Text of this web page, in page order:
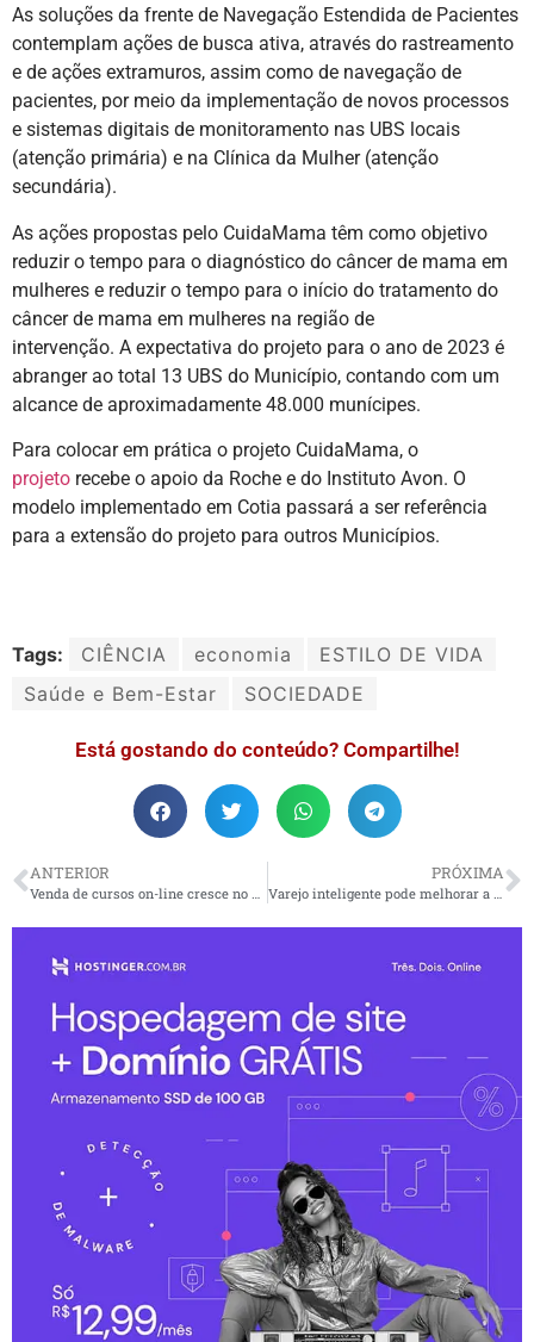
As soluções da frente de Navegação Estendida de Pacientes
contemplam ações de busca ativa, através do rastreamento
e de ações extramuros, assim como de navegação de
pacientes, por meio da implementação de novos processos
e sistemas digitais de monitoramento nas UBS locais
(atenção primária) e na Clínica da Mulher (atenção
secundária).
As ações propostas pelo CuidaMama têm como objetivo
reduzir o tempo para o diagnóstico do câncer de mama em
mulheres e reduzir o tempo para o início do tratamento do
câncer de mama em mulheres na região de
intervenção. A expectativa do projeto para o ano de 2023 é
abranger ao total 13 UBS do Município, contando com um
alcance de aproximadamente 48.000 munícipes.
Para colocar em prática o projeto CuidaMama, o
projeto recebe o apoio da Roche e do Instituto Avon. O
modelo implementado em Cotia passará a ser referência
para a extensão do projeto para outros Municípios.
Tags: CIÊNCIA economia
ESTILO DE VIDA
Saúde e Bem-Estar
SOCIEDADE
Está gostando do conteúdo? Compartilhe!
ANTERIOR PRÓXIMA